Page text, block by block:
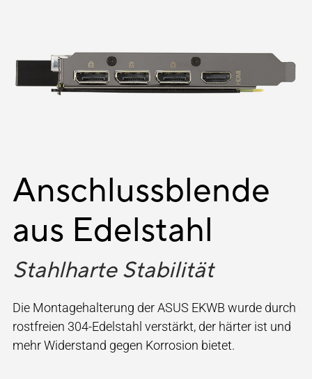
Anschlussblende
aus Edelstahl
Stahlharte Stabilität
Die Montagehalterung der ASUS EKWB wurde durch
rostfreien 304-Edelstahl verstärkt, der härter ist und
mehr Widerstand gegen Korrosion bietet.